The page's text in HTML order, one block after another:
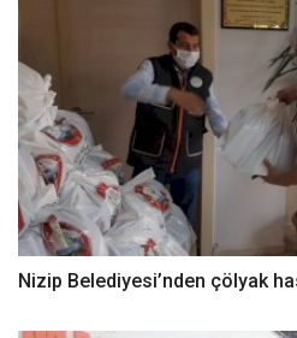
Nizip Belediyesi’nden çölyak